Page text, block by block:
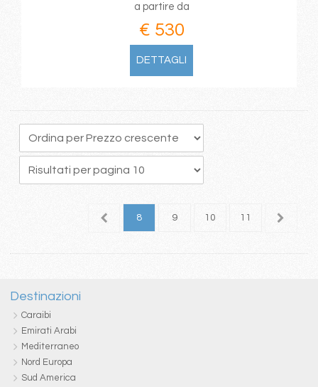
a partire da
€ 530
DETTAGLI
7 8 9 10 11 12
Destinazioni
Caraibi
Emirati Arabi
Mediterraneo
Nord Europa
Sud America